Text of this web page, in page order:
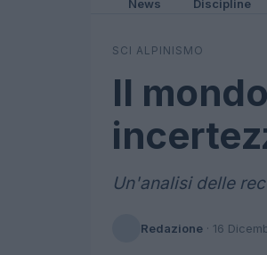
News Discipline
SCI ALPINISMO
Il
Un'analisi delle
Redazione · 16